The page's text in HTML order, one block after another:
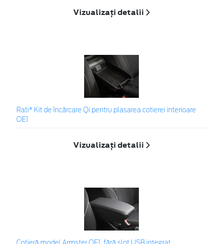
Vizualizați detalii
Rati* Kit de încărcare Qi pentru plasarea cotierei interioare
OE1
Vizualizați detalii